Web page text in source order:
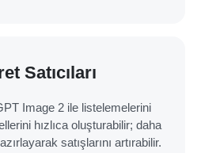
Satıcıları
Image 2 ile listelemelerini
hızlıca oluşturabilir; daha
satışlarını artırabilir.